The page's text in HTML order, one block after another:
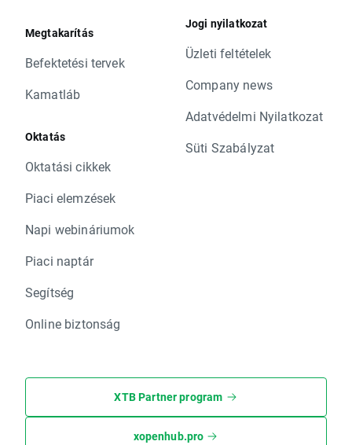
Megtakarítás
Befektetési tervek
Kamatláb
Oktatás
Oktatási cikkek
Piaci elemzések
Napi webináriumok
Piaci naptár
Segítség
Online biztonság
Jogi nyilatkozat
Üzleti feltételek
Company news
Adatvédelmi Nyilatkozat
Süti Szabályzat
XTB Partner program
xopenhub.pro